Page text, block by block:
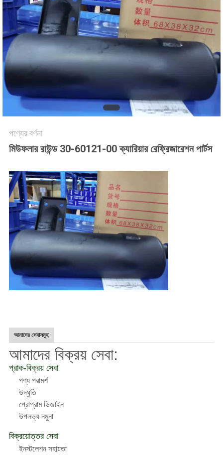
সাইট
ম্যাপ
গোপনীয়তা
নীতি
পণ্যের বর্ণনা
মিউফলার রাউন্ড 30-60121-00 ক্যারিয়ার রেফ্রিজারেশন পার্টস
আমাদের সেবাসমূহ
আমাদের বিক্রয় সেবা:
প্রাক-বিক্রয় সেবা
পণ্য পরামর্শ
উদ্ধৃতি
প্রোগ্রাম ডিজাইন
উপলভ্য নমুনা
বিক্রয়োত্তর সেবা
ইনস্টলেশন সহায়তা